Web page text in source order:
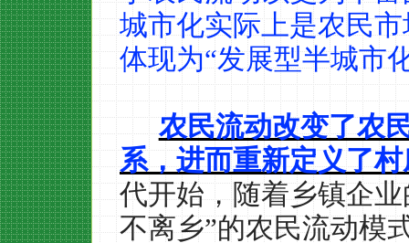
城市化实际上是农民
体现为“发展型半城市
农民流动改变了农
系，进而重新定义了
代开始，随着乡镇企
不离乡”的农民流动模